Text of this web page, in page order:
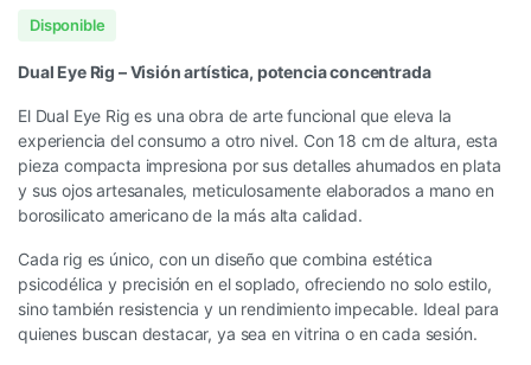
Disponible
Dual Eye Rig – Visión artística, potencia concentrada
El Dual Eye Rig es una obra de arte funcional que eleva la
experiencia del consumo a otro nivel. Con 18 cm de altura, esta
pieza compacta impresiona por sus detalles ahumados en plata
y sus ojos artesanales, meticulosamente elaborados a mano en
borosilicato americano de la más alta calidad.
Cada rig es único, con un diseño que combina estética
psicodélica y precisión en el soplado, ofreciendo no solo estilo,
sino también resistencia y un rendimiento impecable. Ideal para
quienes buscan destacar, ya sea en vitrina o en cada sesión.